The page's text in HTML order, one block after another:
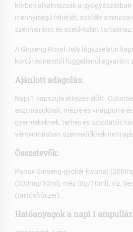
körben alkalmazzák a
mennyiségű fehérjét, sokféle
szénhidrátot és acetil-kolint tartalmaz.
A Ginseng Royal Jelly lágyzselatin
kortól és nemtől függetlenül egyaránt
Ajánlott adagolás:
Napi 1 kapszula étkezés előtt.
asztmásoknak, mézre és virágporra
gyermekeknek, terhes és szoptatós
vérnyomásban szenvedőknek nem
Összetevők:
Panax Ginseng-gyökér kivonat
(300mg/10ml), méz (8g/10ml), víz,
(tartósítószer).
Hatóanyagok a napi 1